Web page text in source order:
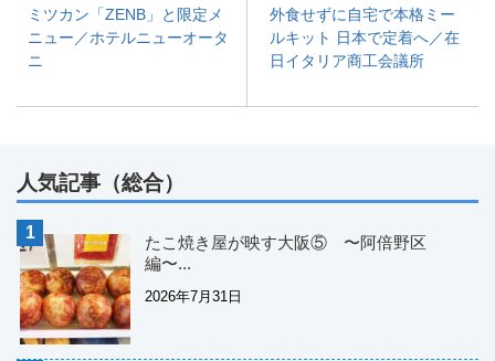
ミツカン「ZENB」と限定メ
ニュー／ホテルニューオータ
ニ
外食せずに自宅で本格ミー
ルキット 日本で定着へ／在
日イタリア商工会議所
人気記事（総合）
たこ焼き屋が映す大阪⑤ 〜阿倍野区
編〜...
2026年7月31日